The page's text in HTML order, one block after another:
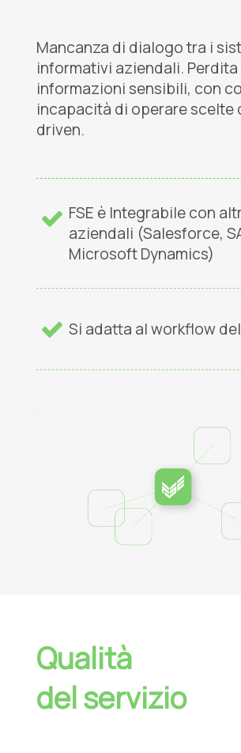
Mancanza di dialogo tra i
informativi aziendali. Perdita
informazioni sensibili, con
incapacità di operare scelte
driven.
FSE è Integrabile con
aziendali (Salesforce,
Microsoft Dynamics)
Si adatta al workflow
Qualità
del servizio